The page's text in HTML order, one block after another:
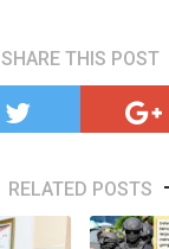
SHARE THIS POST
RELATED POSTS